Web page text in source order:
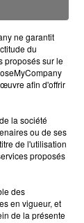
ne garantit
du
proposés sur le
afin d'offrir
la société
ou de ses
de l'utilisation
proposés
des
en vigueur, et
de la présente